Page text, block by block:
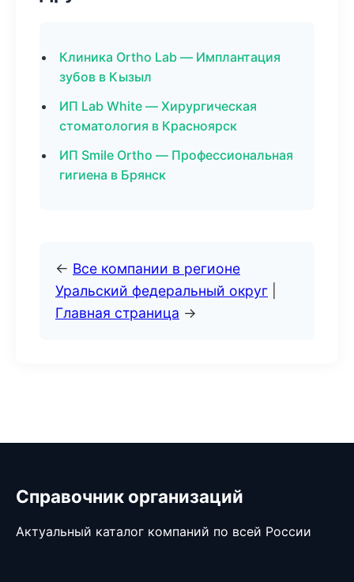
Клиника Ortho Lab — Имплантация
зубов в Кызыл
ИП Lab White — Хирургическая
стоматология в Красноярск
ИП Smile Ortho — Профессиональная
гигиена в Брянск
← Все компании в регионе
Уральский федеральный округ
Главная страница →
Справочник организаций
Актуальный каталог компаний по всей России